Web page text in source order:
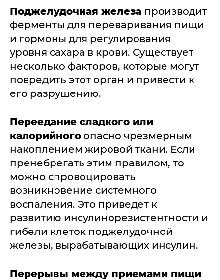
Поджелудочная железа производит
ферменты для переваривания пищи
и гормоны для регулирования
уровня сахара в крови. Существует
несколько факторов, которые могут
повредить этот орган и привести к
его разрушению.
Переедание сладкого или
калорийного опасно чрезмерным
накоплением жировой ткани. Если
пренебрегать этим правилом, то
можно спровоцировать
возникновение системного
воспаления. Это приведет к
развитию инсулинорезистентности и
гибели клеток поджелудочной
железы, вырабатывающих инсулин.
Перерывы между приемами пищи